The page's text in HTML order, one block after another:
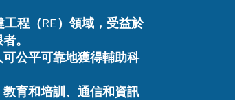
程（RE）領域，受益於
。
公平可靠地獲得輔助科
育和培訓、通信和資訊